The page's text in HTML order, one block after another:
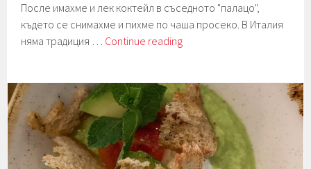
После имахме и лек коктейл в съседното "палацо",
където се снимахме и пихме по чаша просеко. В Италия
няма традиция … Continue readingСедмица
пица.
Дипломиране.